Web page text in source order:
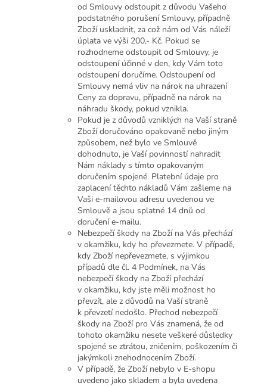
od Smlouvy odstoupit z důvodu Vašeho
podstatného porušení Smlouvy, případně
Zboží uskladnit, za což nám od Vás náleží
úplata ve výši 200,- Kč. Pokud se
rozhodneme odstoupit od Smlouvy, je
odstoupení účinné v den, kdy Vám toto
odstoupení doručíme. Odstoupení od
Smlouvy nemá vliv na nárok na uhrazení
Ceny za dopravu, případně na nárok na
náhradu škody, pokud vznikla.
Pokud je z důvodů vzniklých na Vaší straně
Zboží doručováno opakovaně nebo jiným
způsobem, než bylo ve Smlouvě
dohodnuto, je Vaší povinností nahradit
Nám náklady s tímto opakovaným
doručením spojené. Platební údaje pro
zaplacení těchto nákladů Vám zašleme na
Vaši e-mailovou adresu uvedenou ve
Smlouvě a jsou splatné 14 dnů od
doručení e-mailu.
Nebezpečí škody na Zboží na Vás přechází
v okamžiku, kdy ho převezmete. V případě,
kdy Zboží nepřevezmete, s výjimkou
případů dle čl. 4 Podmínek, na Vás
nebezpečí škody na Zboží přechází
v okamžiku, kdy jste měli možnost ho
převzít, ale z důvodů na Vaší straně
k převzetí nedošlo. Přechod nebezpečí
škody na Zboží pro Vás znamená, že od
tohoto okamžiku nesete veškeré důsledky
spojené se ztrátou, zničením, poškozením či
jakýmkoli znehodnocením Zboží.
V případě, že Zboží nebylo v E-shopu
uvedeno jako skladem a byla uvedena